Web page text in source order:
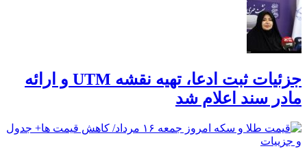
جزئیات ثبت ادعا، تهیه نقشه UTM و ارائه
مادر سند اعلام شد